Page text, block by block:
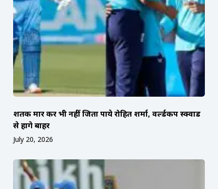
शतक मार कर भी नहीं जिता पाये रोहित शर्मा, वर्ल्डकप स्क्वाड
से होंगे बाहर
July 20, 2026